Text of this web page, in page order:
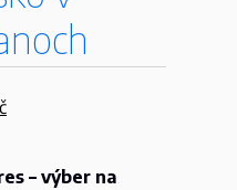
– výber na